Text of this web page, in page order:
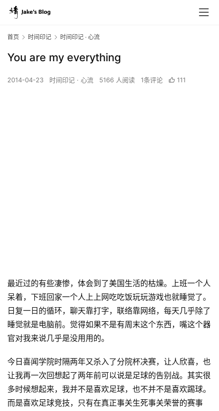
首页 时间印记 时间印记 · 心流
You are my everything
2014-04-23 时间印记 · 心流 5166 人阅读 1条评论 111
最近过的有些凄惨，体会到了美国生活的枯燥。上班一个人
呆着，下班回家一个人上上网吃吃饭玩玩游戏也就睡觉了。
日复一日的循环，聊天靠打字，联络靠网络，每天几乎除了
睡觉就是电脑前。觉得如果不是有周末这个东西，嘴这个器
官对我来说几乎是没用用的。
今日喜闻学院时隔两年又杀入了分院杯决赛，让人欣喜，也
让我再一次回想起了两年前可以说是足球的告别战。其实很
多时候想起来，我并不是喜欢足球，也不并不是喜欢踢球。
而是喜欢足球竞技，只有在真正事关生死事关荣誉的赛事